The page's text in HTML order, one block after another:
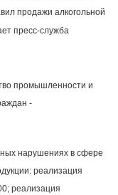
продажи алкогольной
пресс-служба
промышленности и
-
нарушениях в сфере
реализация
реализация